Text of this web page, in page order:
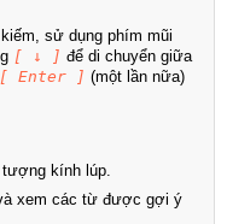
sử dụng phím mũi
[ ↓ ] để di chuyển giữa
[ Enter ] (một lần nữa)
tượng kính lúp.
xem các từ được gợi ý